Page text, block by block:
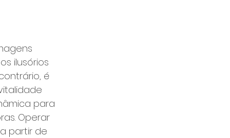
ilusórios
é
para
Operar
partir de